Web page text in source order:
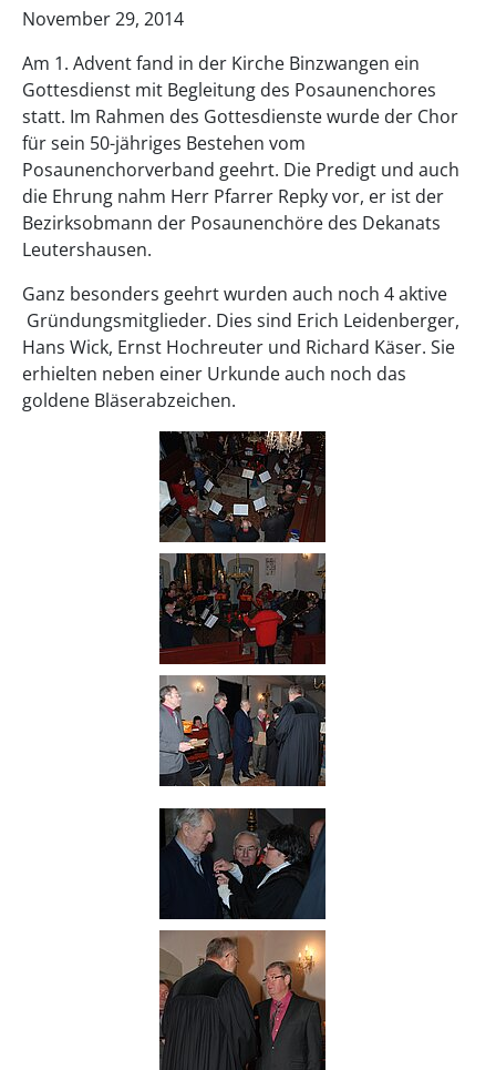
November 29, 2014
Am 1. Advent fand in der Kirche Binzwangen ein
Gottesdienst mit Begleitung des Posaunenchores
statt. Im Rahmen des Gottesdienste wurde der Chor
für sein 50-jähriges Bestehen vom
Posaunenchorverband geehrt. Die Predigt und auch
die Ehrung nahm Herr Pfarrer Repky vor, er ist der
Bezirksobmann der Posaunenchöre des Dekanats
Leutershausen.
Ganz besonders geehrt wurden auch noch 4 aktive
Gründungsmitglieder. Dies sind Erich Leidenberger,
Hans Wick, Ernst Hochreuter und Richard Käser. Sie
erhielten neben einer Urkunde auch noch das
goldene Bläserabzeichen.